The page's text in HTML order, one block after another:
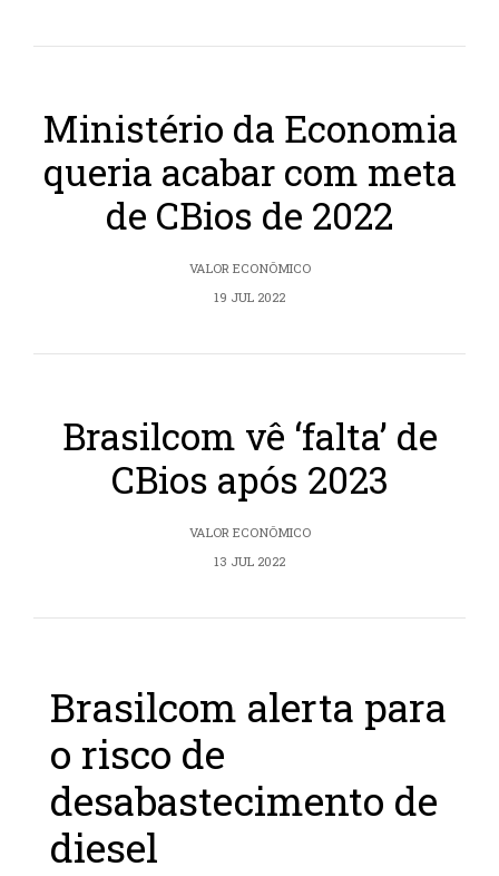
Ministério da Economia
queria acabar com meta
de CBios de 2022
VALOR ECONÔMICO
19 JUL 2022
Brasilcom vê ‘falta’ de
CBios após 2023
VALOR ECONÔMICO
13 JUL 2022
Brasilcom alerta para
o risco de
desabastecimento de
diesel